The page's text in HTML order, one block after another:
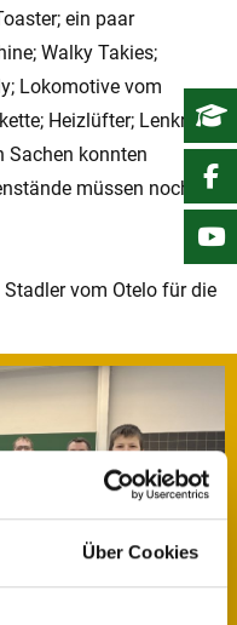
Über Cookies
ein paar
Walky Takies;
Lokomotive vom
Heizlüfter; Lenkrad
Sachen konnten
müssen noch
vom Otelo für die